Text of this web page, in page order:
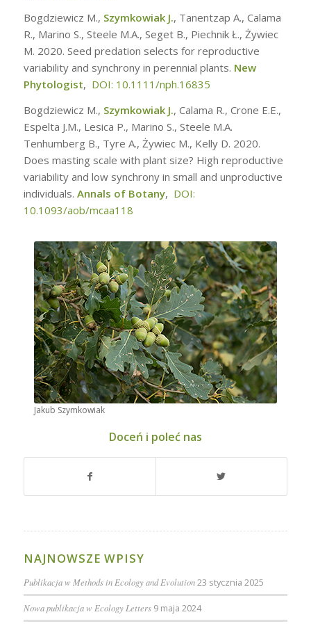
Bogdziewicz M., Szymkowiak J., Tanentzap A., Calama
R., Marino S., Steele M.A., Seget B., Piechnik Ł., Żywiec
M. 2020. Seed predation selects for reproductive
variability and synchrony in perennial plants. New
Phytologist, DOI: 10.1111/nph.16835
Bogdziewicz M., Szymkowiak J., Calama R., Crone E.E.,
Espelta J.M., Lesica P., Marino S., Steele M.A.
Tenhumberg B., Tyre A., Żywiec M., Kelly D. 2020.
Does masting scale with plant size? High reproductive
variability and low synchrony in small and unproductive
individuals. Annals of Botany, DOI:
10.1093/aob/mcaa118
Jakub Szymkowiak
Doceń i poleć nas
NAJNOWSZE WPISY
Publikacja w Methods in Ecology and Evolution 23 stycznia 2025
Nowa publikacja w Ecology Letters 9 maja 2024